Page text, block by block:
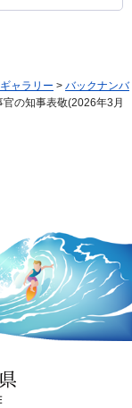
ャラリー > バックナンバ
の知事表敬(2026年3月